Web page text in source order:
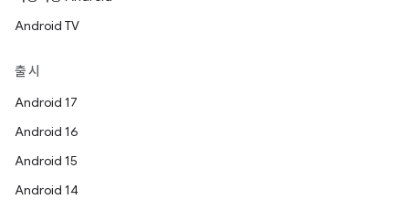
Android TV
출시
Android 17
Android 16
Android 15
Android 14